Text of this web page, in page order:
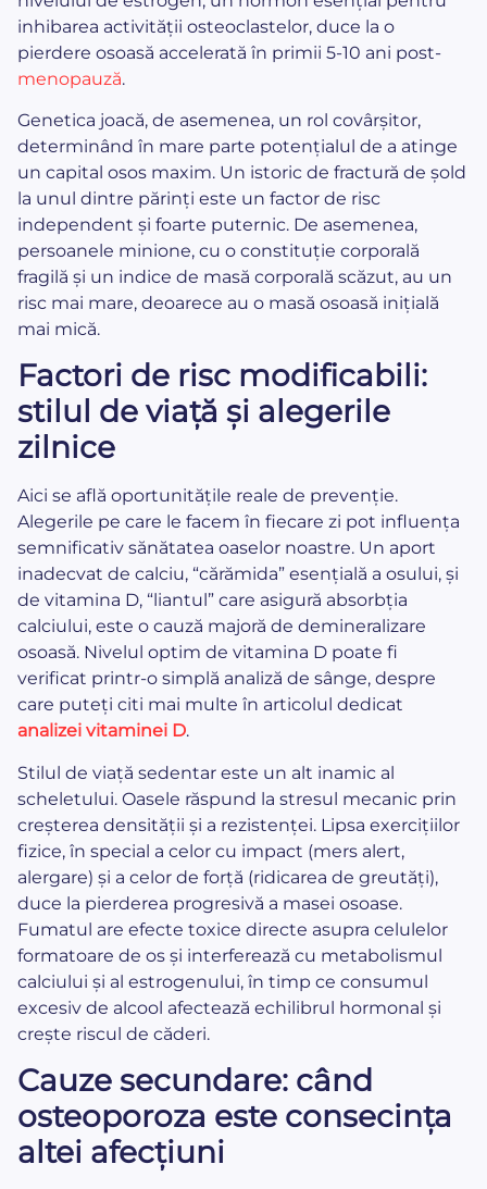
inhibarea activității osteoclastelor, duce la o
pierdere osoasă accelerată în primii 5-10 ani post-
menopauză.
Genetica joacă, de asemenea, un rol covârșitor,
determinând în mare parte potențialul de a atinge
un capital osos maxim. Un istoric de fractură de șold
la unul dintre părinți este un factor de risc
independent și foarte puternic. De asemenea,
persoanele minione, cu o constituție corporală
fragilă și un indice de masă corporală scăzut, au un
risc mai mare, deoarece au o masă osoasă inițială
mai mică.
Factori de risc modificabili:
stilul de viață și alegerile
zilnice
Aici se află oportunitățile reale de prevenție.
Alegerile pe care le facem în fiecare zi pot influența
semnificativ sănătatea oaselor noastre. Un aport
inadecvat de calciu, “cărămida” esențială a osului, și
de vitamina D, “liantul” care asigură absorbția
calciului, este o cauză majoră de demineralizare
osoasă. Nivelul optim de vitamina D poate fi
verificat printr-o simplă analiză de sânge, despre
care puteți citi mai multe în articolul dedicat
analizei vitaminei D.
Stilul de viață sedentar este un alt inamic al
scheletului. Oasele răspund la stresul mecanic prin
creșterea densității și a rezistenței. Lipsa exercițiilor
fizice, în special a celor cu impact (mers alert,
alergare) și a celor de forță (ridicarea de greutăți),
duce la pierderea progresivă a masei osoase.
Fumatul are efecte toxice directe asupra celulelor
formatoare de os și interferează cu metabolismul
calciului și al estrogenului, în timp ce consumul
excesiv de alcool afectează echilibrul hormonal și
crește riscul de căderi.
Cauze secundare: când
osteoporoza este consecința
altei afecțiuni